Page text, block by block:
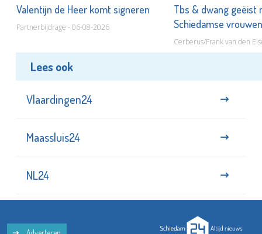
Valentijn de Heer komt signeren
Partnerbijdrage - 06-08-2026
Tbs & dwang geëist
Schiedamse
Cerberus/Frank van den
Lees ook
Vlaardingen24
Maassluis24
NL24